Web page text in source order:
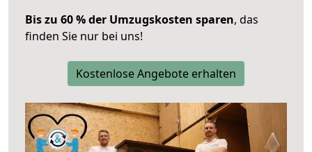
Bis zu 60 % der Umzugskosten sparen, das
finden Sie nur bei uns!
Kostenlose Angebote erhalten